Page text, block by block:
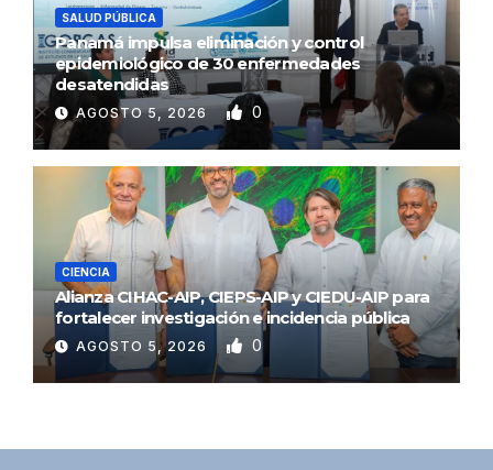
SALUD PÚBLICA
Panamá impulsa eliminación y control
epidemiológico de 30 enfermedades
desatendidas
AGOSTO 5, 2026 0
CIENCIA
Alianza CIHAC-AIP, CIEPS-AIP y CIEDU-AIP para
fortalecer investigación e incidencia pública
AGOSTO 5, 2026 0